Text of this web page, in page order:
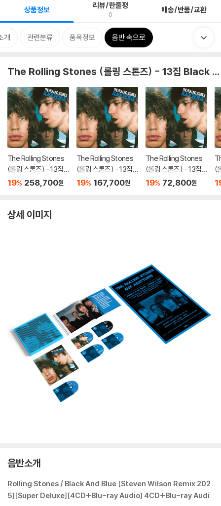
상품정보 리뷰/한줄평
0 배송/반품/교환
개 관련분류 품목정보 음반 속으로
The Rolling Stones (롤링 스톤즈) - 13집 Black And Blue
The Rolling Stones
(롤링 스톤즈) - 13집 B
lack And Blue [5LP
19% 258,700원
The Rolling Stones
(롤링 스톤즈) - 13집 B
lack And Blue [4CD
19% 167,700원
The Rolling Stones
(롤링 스톤즈) - 13집 B
lack And Blue [2LP]
19% 72,800원
(
상세 이미지
음반소개
Rolling Stones / Black And Blue [Steven Wilson Remix 202
5][Super Deluxe][4CD+Blu-ray Audio] 4CD+Blu-ray Audi